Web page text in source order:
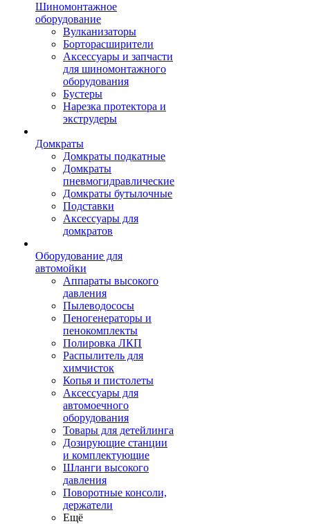
Шиномонтажное
оборудование
Вулканизаторы
Борторасширители
Аксессуары и запчасти
для шиномонтажного
оборудования
Бустеры
Нарезка протектора и
экструдеры
Домкраты
Домкраты подкатные
Домкраты
пневмогидравлические
Домкраты бутылочные
Подставки
Аксессуары для
домкратов
Оборудование для
автомойки
Аппараты высокого
давления
Пылеводососы
Пеногенераторы и
пенокомплекты
Полировка ЛКП
Распылитель для
химчисток
Копья и пистолеты
Аксессуары для
автомоечного
оборудования
Товары для детейлинга
Дозирующие станции
и комплектующие
Шланги высокого
давления
Поворотные консоли,
держатели
Ещё